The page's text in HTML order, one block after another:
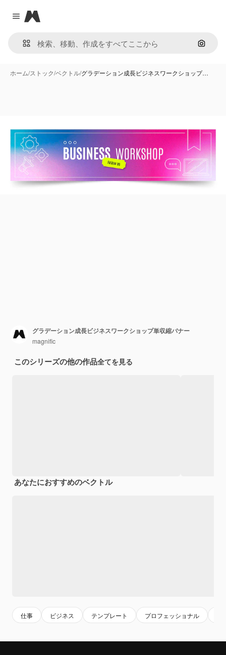
Close menu
Magnific
画像で
ホーム/ストック/ベクトル/グラデーション成長ビジネスワークショップ…
グラデーション成長ビジネスワークショップ単収縮バナー
magnific
このシリーズの他の作品全てを見る
あなたにおすすめのベクトル
仕事 ビジネス テンプレート プロフェッショナル